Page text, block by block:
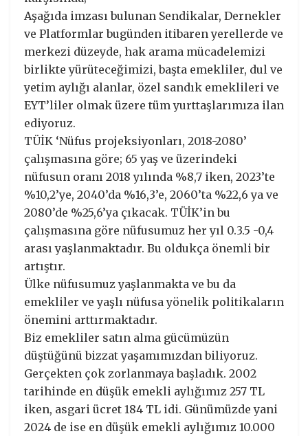
Aşağıda imzası bulunan Sendikalar, Dernekler
ve Platformlar bugünden itibaren yerellerde ve
merkezi düzeyde, hak arama mücadelemizi
birlikte yürüteceğimizi, başta emekliler, dul ve
yetim aylığı alanlar, özel sandık emeklileri ve
EYT’liler olmak üzere tüm yurttaşlarımıza ilan
ediyoruz.
TÜİK ‘Nüfus projeksiyonları, 2018-2080’
çalışmasına göre; 65 yaş ve üzerindeki
nüfusun oranı 2018 yılında %8,7 iken, 2023’te
%10,2’ye, 2040’da %16,3’e, 2060’ta %22,6 ya ve
2080’de %25,6’ya çıkacak. TÜİK’in bu
çalışmasına göre nüfusumuz her yıl 0.3.5 -0,4
arası yaşlanmaktadır. Bu oldukça önemli bir
artıştır.
Ülke nüfusumuz yaşlanmakta ve bu da
emekliler ve yaşlı nüfusa yönelik politikaların
önemini arttırmaktadır.
Biz emekliler satın alma gücümüzün
düştüğünü bizzat yaşamımızdan biliyoruz.
Gerçekten çok zorlanmaya başladık. 2002
tarihinde en düşük emekli aylığımız 257 TL
iken, asgari ücret 184 TL idi. Günümüzde yani
2024 de ise en düşük emekli aylığımız 10.000